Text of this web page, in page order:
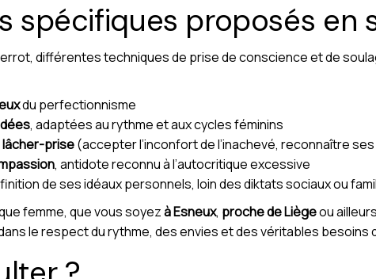
spécifiques proposés en
différentes techniques de prise de conscience et de
du perfectionnisme
, adaptées au rythme et aux cycles féminins
lâcher-prise(accepter l’inconfort de l’inachevé, reconnaître
, antidote reconnu à l’autocritique excessive
de ses idéaux personnels, loin des diktats sociaux ou
femme, que vous soyezà Esneux, proche de Liègeou
le respect du rythme, des envies et des véritables besoins